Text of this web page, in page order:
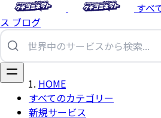
すべ
ス ブログ
すべてのカテゴリー
新規サービス
HOME